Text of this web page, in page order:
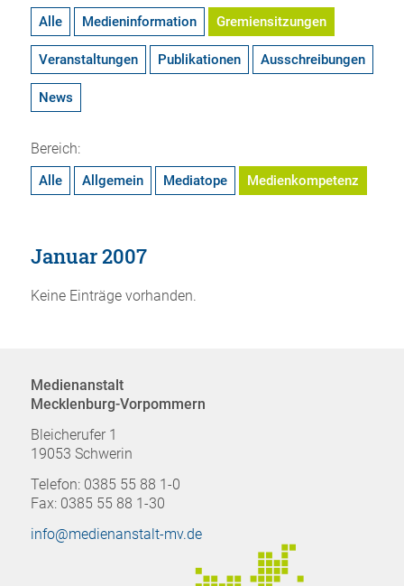
Alle Medieninformation Gremiensitzungen
Veranstaltungen Publikationen Ausschreibungen
News
Bereich:
Alle Allgemein Mediatope Medienkompetenz
Januar 2007
Keine Einträge vorhanden.
Medienanstalt
Mecklenburg-Vorpommern
Bleicherufer 1
19053 Schwerin
Telefon: 0385 55 88 1-0
Fax: 0385 55 88 1-30
info@medienanstalt-mv.de